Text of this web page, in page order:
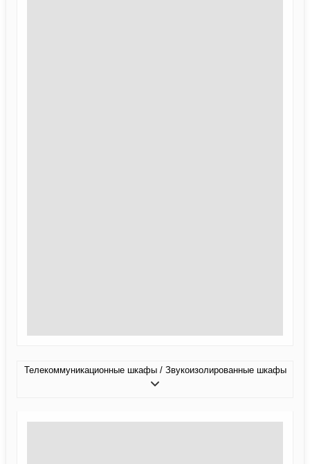
Телекоммуникационные шкафы / Звукоизолированные шкафы